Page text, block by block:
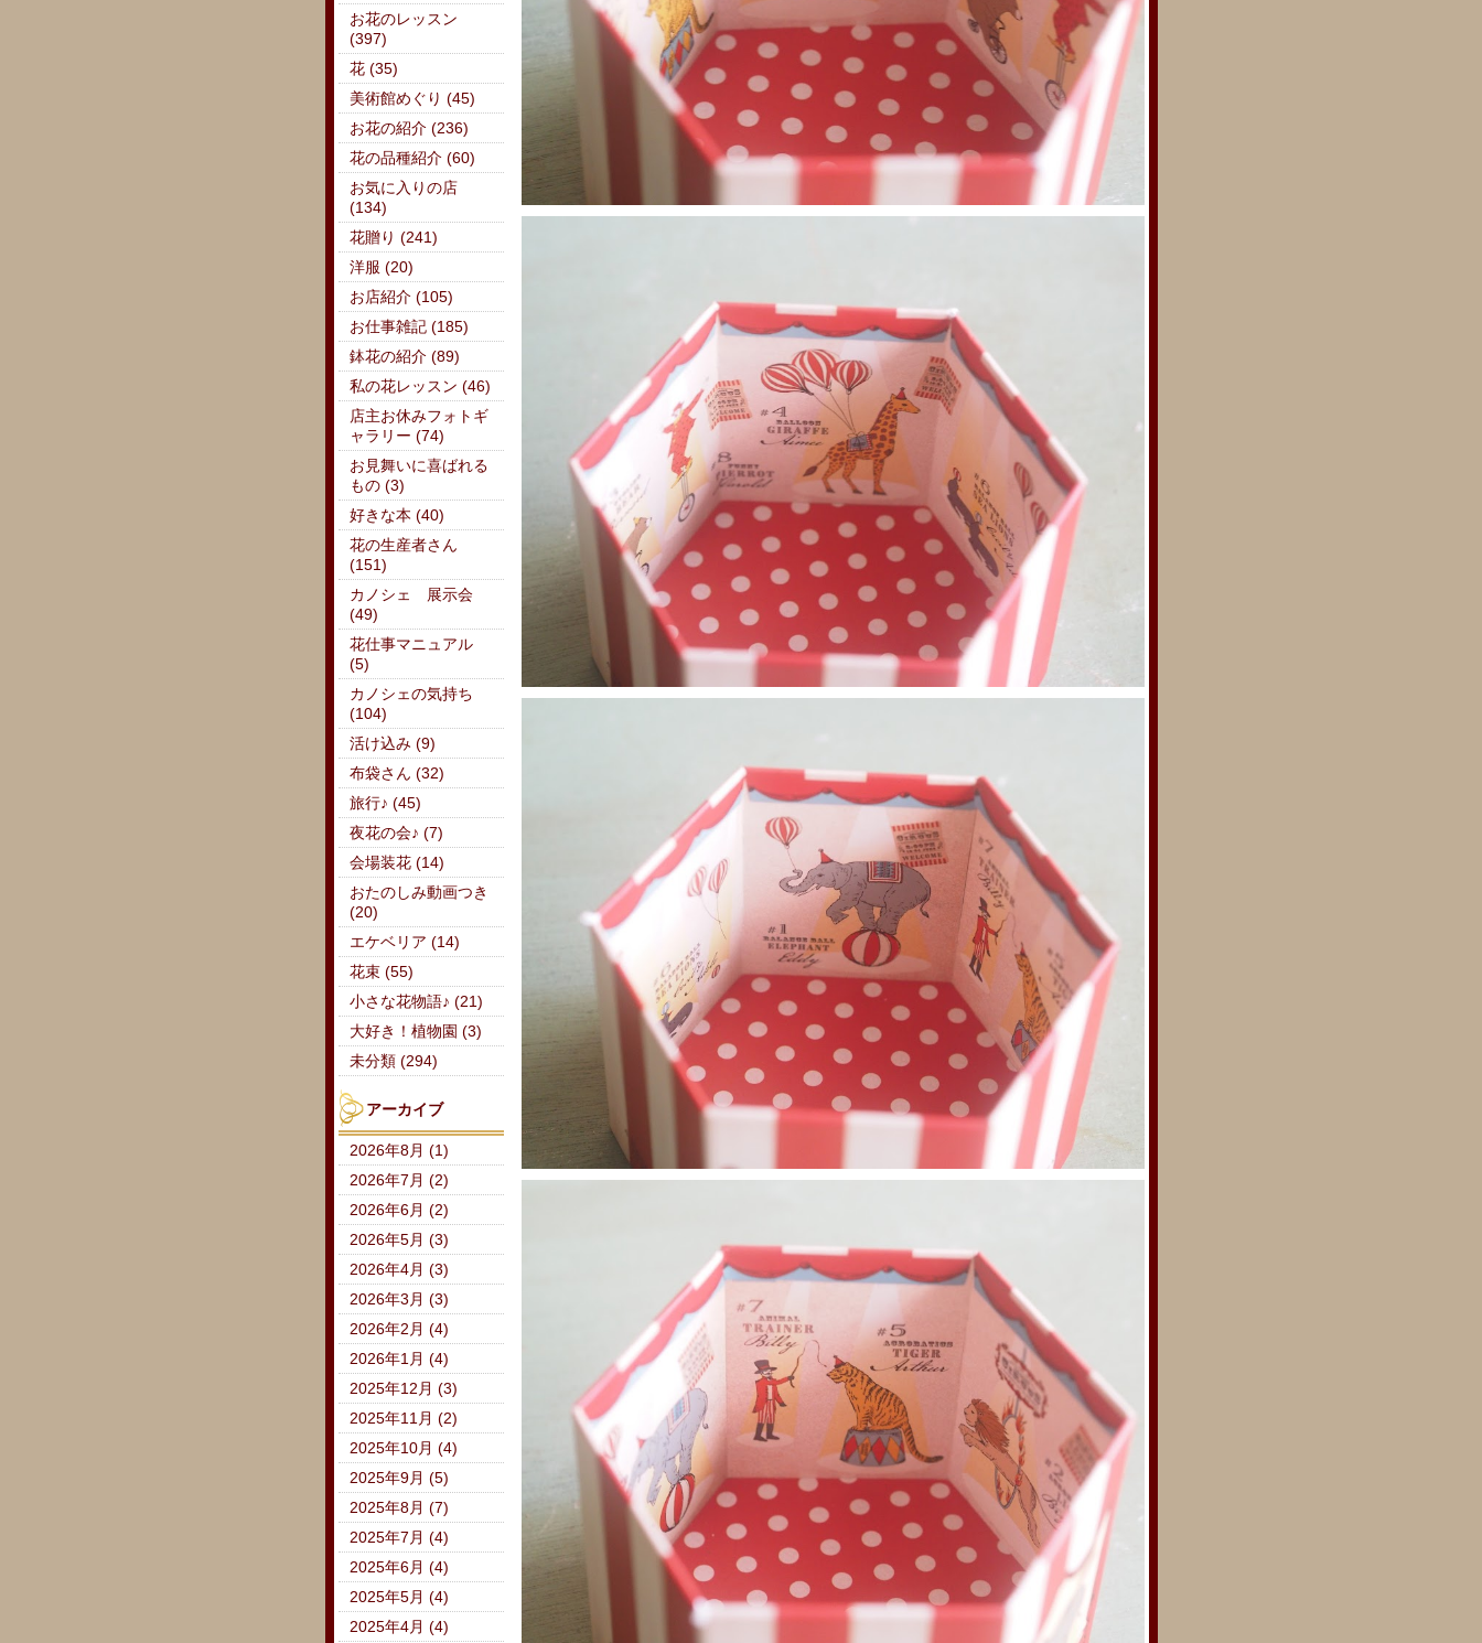
お花のレッスン
(397)
花 (35)
美術館めぐり (45)
お花の紹介 (236)
花の品種紹介 (60)
お気に入りの店
(134)
花贈り (241)
洋服 (20)
お店紹介 (105)
お仕事雑記 (185)
鉢花の紹介 (89)
私の花レッスン (46)
店主お休みフォトギ
ャラリー (74)
お見舞いに喜ばれる
もの (3)
好きな本 (40)
花の生産者さん
(151)
カノシェ 展示会
(49)
花仕事マニュアル
(5)
カノシェの気持ち
(104)
活け込み (9)
布袋さん (32)
旅行♪ (45)
夜花の会♪ (7)
会場装花 (14)
おたのしみ動画つき
(20)
エケベリア (14)
花束 (55)
小さな花物語♪ (21)
大好き！植物園 (3)
未分類 (294)
アーカイブ
2026年8月 (1)
2026年7月 (2)
2026年6月 (2)
2026年5月 (3)
2026年4月 (3)
2026年3月 (3)
2026年2月 (4)
2026年1月 (4)
2025年12月 (3)
2025年11月 (2)
2025年10月 (4)
2025年9月 (5)
2025年8月 (7)
2025年7月 (4)
2025年6月 (4)
2025年5月 (4)
2025年4月 (4)